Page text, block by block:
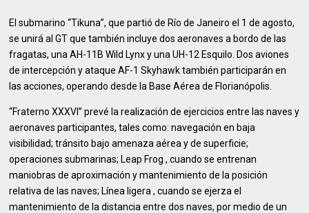
El submarino “Tikuna”, que partió de Río de Janeiro el 1 de agosto,
se unirá al GT que también incluye dos aeronaves a bordo de las
fragatas, una AH-11B Wild Lynx y una UH-12 Esquilo. Dos aviones
de intercepción y ataque AF-1 Skyhawk también participarán en
las acciones, operando desde la Base Aérea de Florianópolis.
“Fraterno XXXVI” prevé la realización de ejercicios entre las naves y
aeronaves participantes, tales como: navegación en baja
visibilidad; tránsito bajo amenaza aérea y de superficie;
operaciones submarinas; Leap Frog , cuando se entrenan
maniobras de aproximación y mantenimiento de la posición
relativa de las naves; Línea ligera , cuando se ejerza el
mantenimiento de la distancia entre dos naves, por medio de un